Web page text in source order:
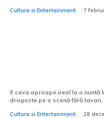
Cultura si Entertainment 7
E ceva aproape ireal la o nuntă
dragoste pe o scenă fără tavan,
Cultura si Entertainment 28